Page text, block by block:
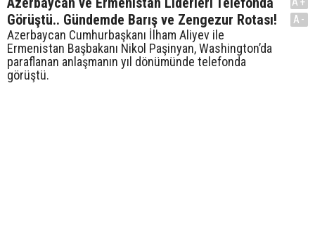
Görüştü.. Gündemde Barış ve Zengezur Rotası!
Azerbaycan Cumhurbaşkanı İlham Aliyev ile
Ermenistan Başbakanı Nikol Paşinyan, Washington’da
paraflanan anlaşmanın yıl dönümünde telefonda
görüştü.
A-